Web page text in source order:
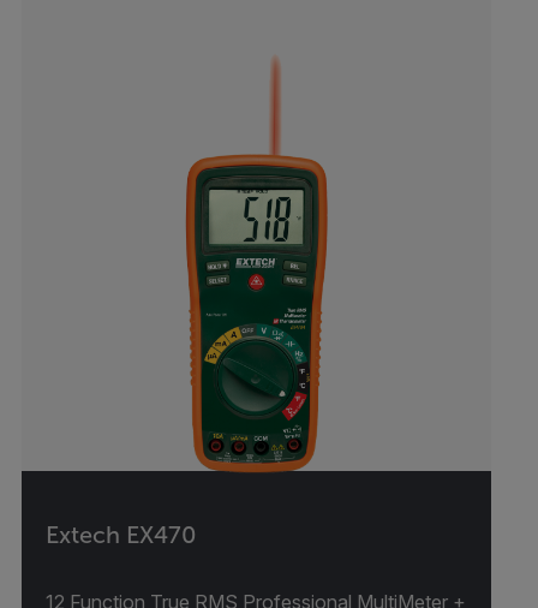
Extech EX470
12 Function True RMS Professional MultiMeter +